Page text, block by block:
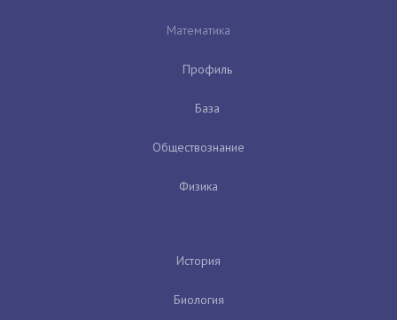
Математика
Профиль
База
Обществознание
Физика
История
Биология